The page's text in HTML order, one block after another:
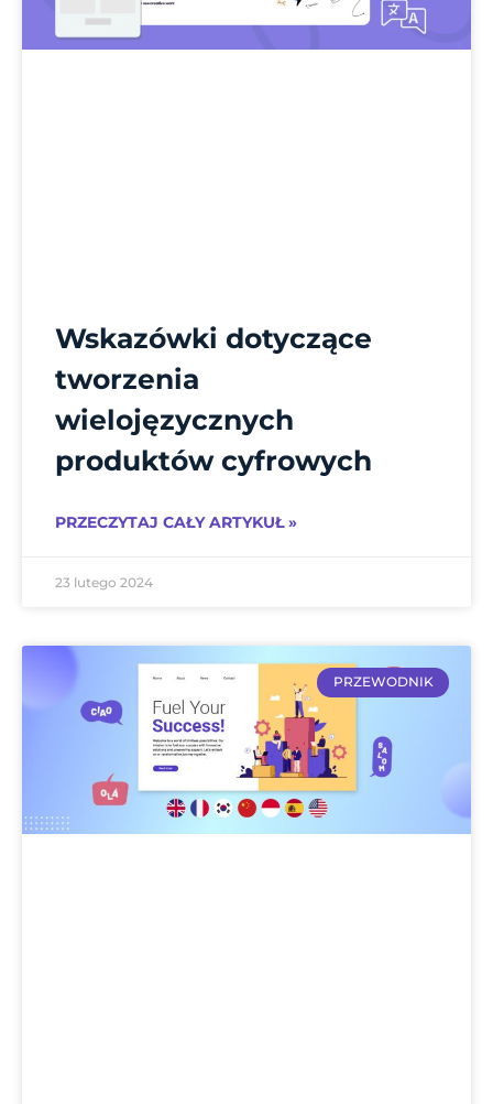
Wskazówki dotyczące
tworzenia
wielojęzycznych
produktów cyfrowych
PRZECZYTAJ CAŁY ARTYKUŁ »
23 lutego 2024
PRZEWODNIK